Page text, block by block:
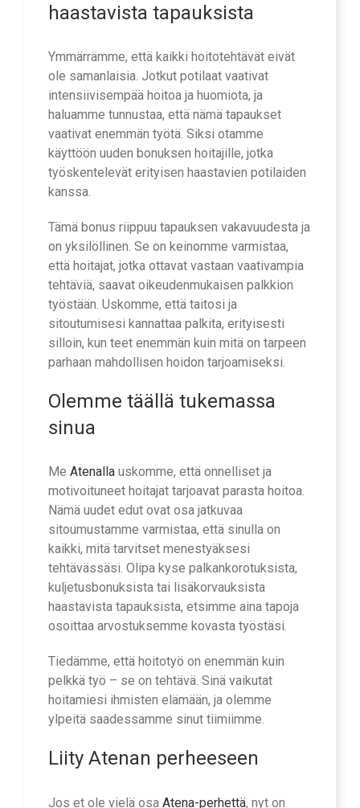
haastavista tapauksista
Ymmärrämme, että kaikki hoitotehtävät eivät
ole samanlaisia. Jotkut potilaat vaativat
intensiivisempää hoitoa ja huomiota, ja
haluamme tunnustaa, että nämä tapaukset
vaativat enemmän työtä. Siksi otamme
käyttöön uuden bonuksen hoitajille, jotka
työskentelevät erityisen haastavien potilaiden
kanssa.
Tämä bonus riippuu tapauksen vakavuudesta ja
on yksilöllinen. Se on keinomme varmistaa,
että hoitajat, jotka ottavat vastaan vaativampia
tehtäviä, saavat oikeudenmukaisen palkkion
työstään. Uskomme, että taitosi ja
sitoutumisesi kannattaa palkita, erityisesti
silloin, kun teet enemmän kuin mitä on tarpeen
parhaan mahdollisen hoidon tarjoamiseksi.
Olemme täällä tukemassa
sinua
Me Atenalla uskomme, että onnelliset ja
motivoituneet hoitajat tarjoavat parasta hoitoa.
Nämä uudet edut ovat osa jatkuvaa
sitoumustamme varmistaa, että sinulla on
kaikki, mitä tarvitset menestyäksesi
tehtävässäsi. Olipa kyse palkankorotuksista,
kuljetusbonuksista tai lisäkorvauksista
haastavista tapauksista, etsimme aina tapoja
osoittaa arvostuksemme kovasta työstäsi.
Tiedämme, että hoitotyö on enemmän kuin
pelkkä työ – se on tehtävä. Sinä vaikutat
hoitamiesi ihmisten elämään, ja olemme
ylpeitä saadessamme sinut tiimiimme.
Liity Atenan perheeseen
Jos et ole vielä osa Atena-perhettä, nyt on